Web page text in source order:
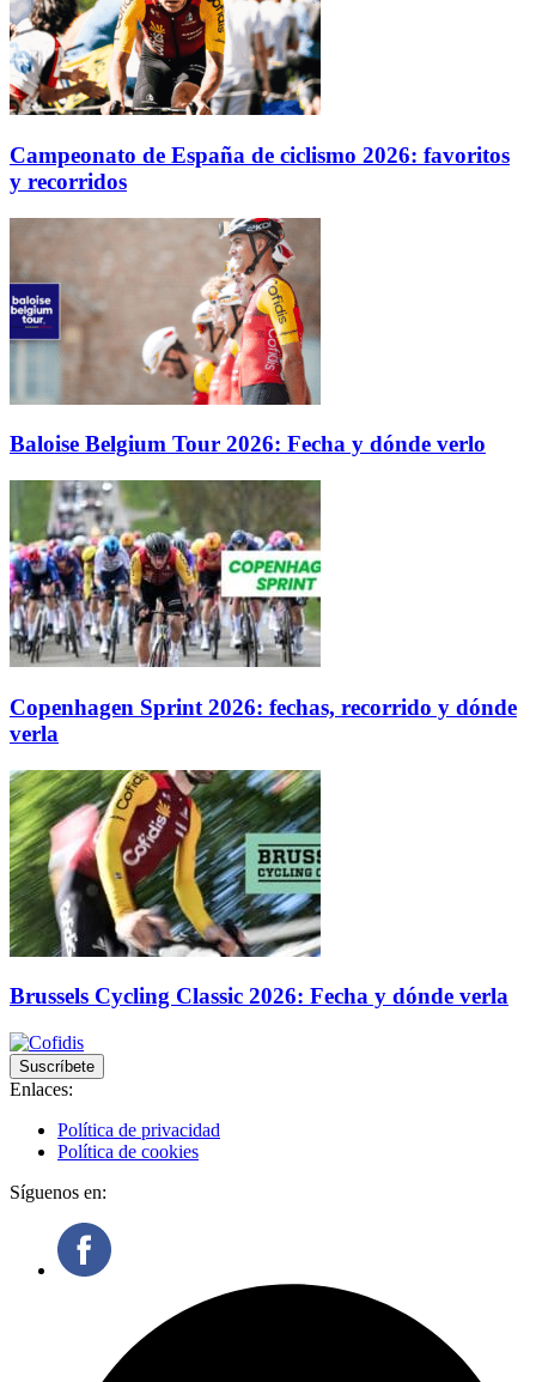
Campeonato de España de ciclismo 2026: favoritos
y recorridos
Baloise Belgium Tour 2026: Fecha y dónde verlo
Copenhagen Sprint 2026: fechas, recorrido y dónde
verla
Brussels Cycling Classic 2026: Fecha y dónde verla
Suscríbete
Enlaces:
Política de privacidad
Política de cookies
Síguenos en: